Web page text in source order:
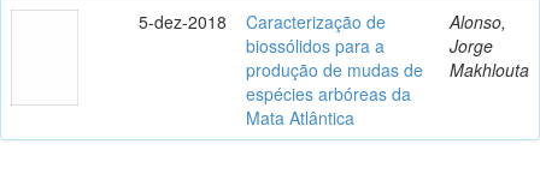
5-dez-2018
Caracterização de
biossólidos para a
produção de mudas de
espécies arbóreas da
Mata Atlântica
Alonso,
Jorge
Makhlouta